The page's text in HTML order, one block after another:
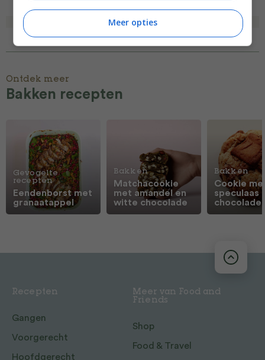
Ontdek meer
Bakken recepten
Gevogelte
recepten
Eendenborst met
granaatappel
Bakken
Matchacookie
met amandel en
witte chocolade
Bakken
Cookie
speculaas
chocolade
Recepten
Gangen
Voorgerecht
Hoofdgerecht
Meer van Food and
Friends
Shop
Food & Travel
Meer opties